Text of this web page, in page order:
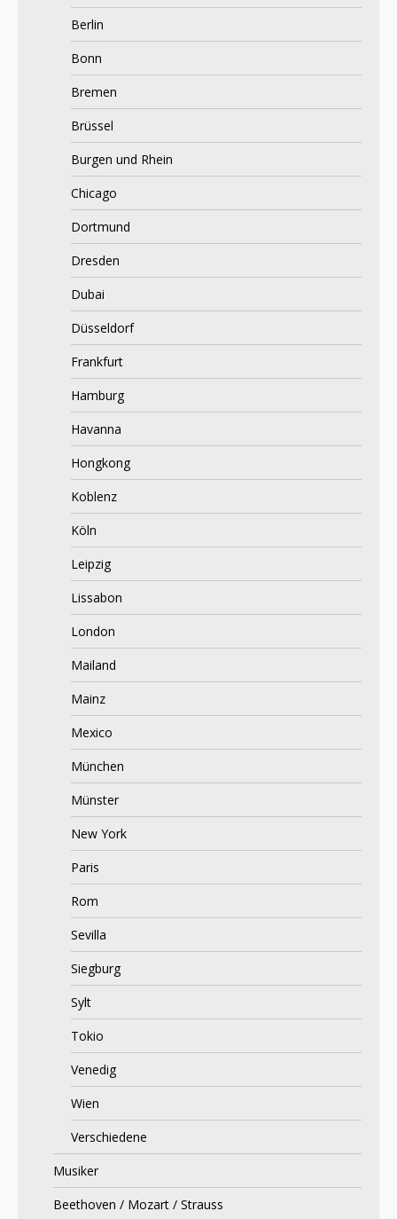
Berlin
Bonn
Bremen
Brüssel
Burgen und Rhein
Chicago
Dortmund
Dresden
Dubai
Düsseldorf
Frankfurt
Hamburg
Havanna
Hongkong
Koblenz
Köln
Leipzig
Lissabon
London
Mailand
Mainz
Mexico
München
Münster
New York
Paris
Rom
Sevilla
Siegburg
Sylt
Tokio
Venedig
Wien
Verschiedene
Musiker
Beethoven / Mozart / Strauss